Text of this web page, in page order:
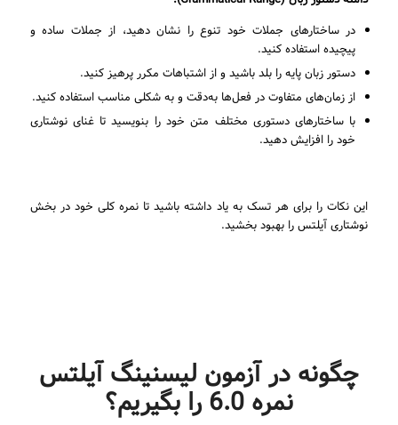
در ساختارهای جملات خود تنوع را نشان دهید، از جملات ساده و
پیچیده استفاده کنید.
دستور زبان پایه را بلد باشید و از اشتباهات مکرر پرهیز کنید.
از زمان‌های متفاوت در فعل‌ها به‌دقت و به شکلی مناسب استفاده کنید.
با ساختارهای دستوری مختلف متن خود را بنویسید تا غنای نوشتاری
خود را افزایش دهید.
این نکات را برای هر تسک به یاد داشته باشید تا نمره کلی خود در بخش
نوشتاری آیلتس را بهبود بخشید.
چگونه در آزمون لیسنینگ آیلتس
نمره 6.0 را بگیریم؟